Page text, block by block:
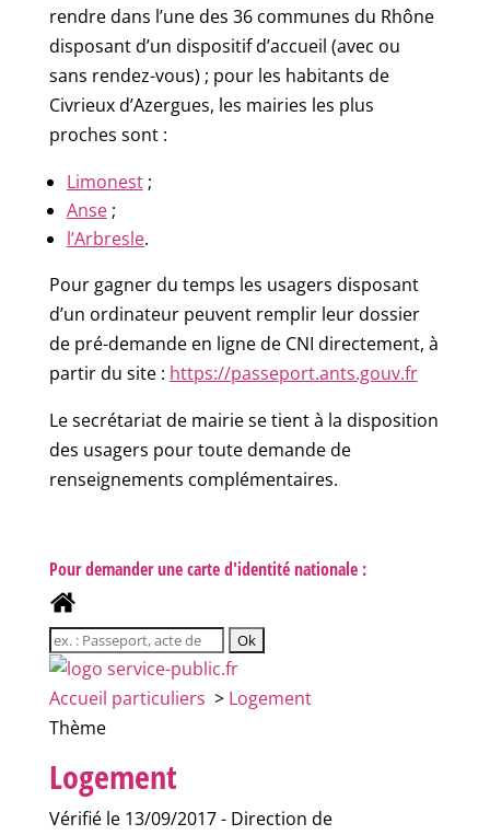
rendre dans l’une des 36 communes du Rhône
disposant d’un dispositif d’accueil (avec ou
sans rendez-vous) ; pour les habitants de
Civrieux d’Azergues, les mairies les plus
proches sont :
Limonest;
Anse;
l’Arbresle.
Pour gagner du temps les usagers disposant
d’un ordinateur peuvent remplir leur dossier
de pré-demande en ligne de CNI directement, à
partir du site : https://passeport.ants.gouv.fr
Le secrétariat de mairie se tient à la disposition
des usagers pour toute demande de
renseignements complémentaires.
Pour demander une carte d'identité nationale :
Accueil particuliers > Logement
Thème
Logement
Vérifié le 13/09/2017 - Direction de